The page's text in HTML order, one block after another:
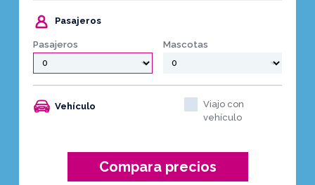
Pasajeros
Pasajeros Mascotas
Vehículo
Viajo con
vehículo
Compara precios